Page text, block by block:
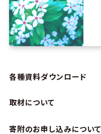
各種資料ダウンロード
取材について
寄附のお申し込みについて